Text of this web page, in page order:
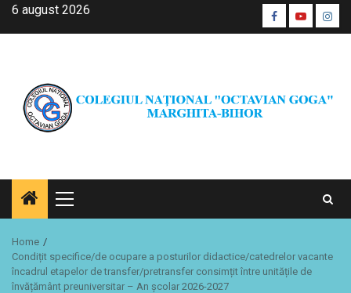
Skip6 august 2026 Facebook
Youtube
CŞE
Primary
Menu
Home
Condițit specifice/de ocupare a posturilor didactice/catedrelor vacante
încadrul etapelor de transfer/pretransfer consimțit între unitățile de
învățământ preuniversitar – An şcolar 2026-2027